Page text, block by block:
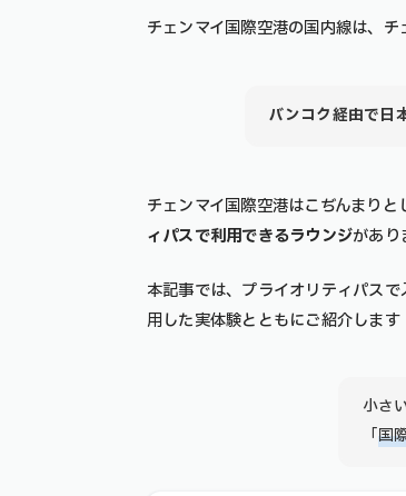
チェンマイ国際空港の国内線は、 チ
バンコク経由で日
チェンマイ国際空港はこぢんまり
ィパスで利用できるラウンジがあり
本記事では、プライオリティパス
用した実体験とともにご紹介します
小さ
「国